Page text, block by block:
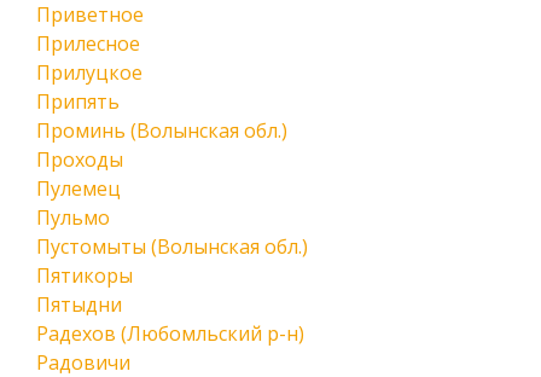
Приветное
Прилесное
Прилуцкое
Припять
Проминь (Волынская обл.)
Проходы
Пулемец
Пульмо
Пустомыты (Волынская обл.)
Пятикоры
Пятыдни
Радехов (Любомльский р-н)
Радовичи